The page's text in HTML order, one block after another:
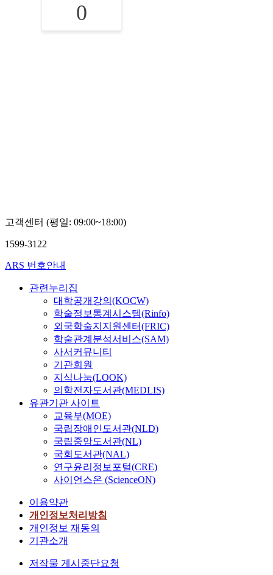
0
고객센터 (평일: 09:00~18:00)
1599-3122
ARS 번호안내
관련누리집
대학공개강의(KOCW)
학술정보통계시스템(Rinfo)
외국학술지지원센터(FRIC)
학술관계분석서비스(SAM)
사서커뮤니티
기관회원
지식나눔(LOOK)
의학전자도서관(MEDLIS)
유관기관 사이트
교육부(MOE)
국립장애인도서관(NLD)
국립중앙도서관(NL)
국회도서관(NAL)
연구윤리정보포털(CRE)
사이언스온 (ScienceON)
이용약관
개인정보처리방침
개인정보 재동의
기관소개
저작물 게시중단요청